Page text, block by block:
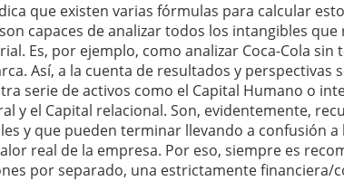
que existen varias fórmulas para calcular
capaces de analizar todos los intangibles
Es, por ejemplo, como analizar Coca-Cola sin
Así, a la cuenta de resultados y perspectivas
serie de activos como el Capital Humano o
y el Capital relacional. Son, evidentemente,
y que pueden terminar llevando a confusión a
real de la empresa. Por eso, siempre es
por separado, una estrictamente financiera/